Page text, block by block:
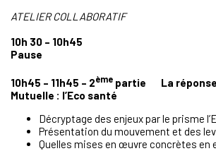
ATELIER COLLABORATIF
10h 30 – 10h45
Pause
10h45 – 11h45 – 2ème partie La réponse
Mutuelle : l’Eco santé
Décryptage des enjeux par le prisme
Présentation du mouvement et des
Quelles mises en œuvre concrètes en